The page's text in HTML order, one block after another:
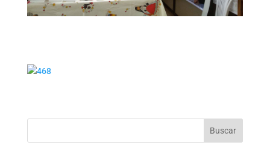
Buscar